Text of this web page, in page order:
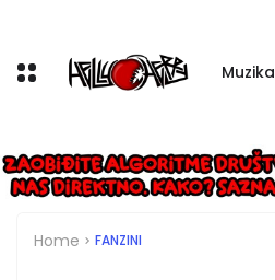
Muzika
Home FANZINI